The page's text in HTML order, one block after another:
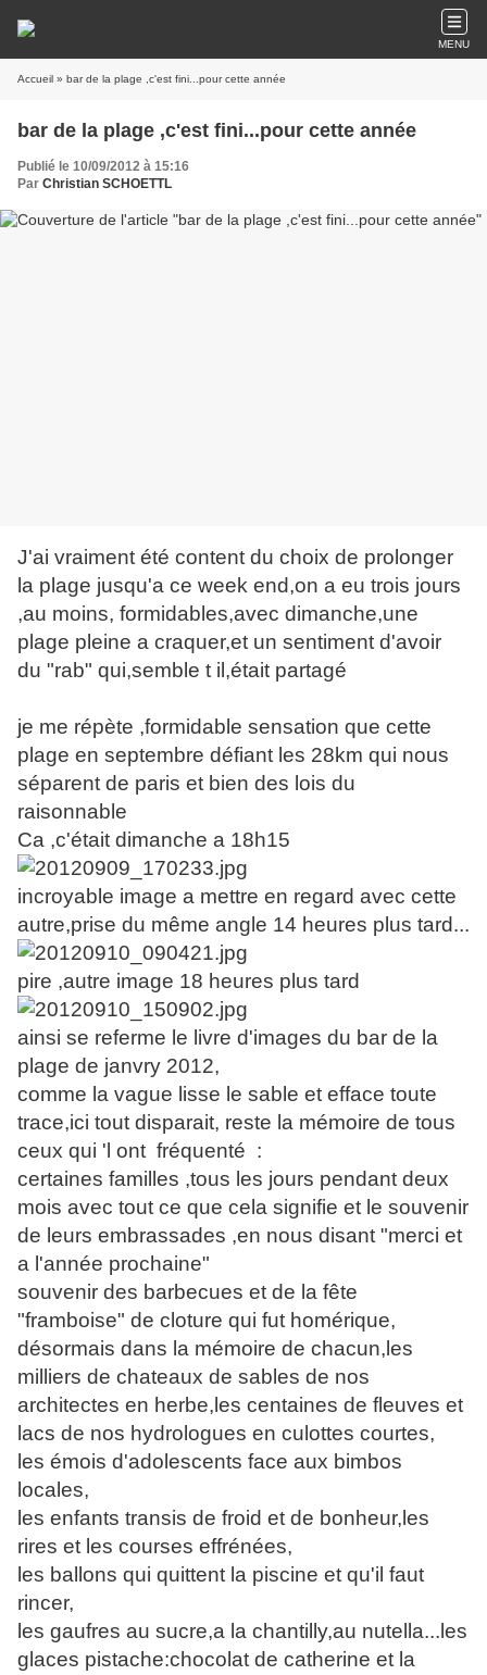
MENU
Accueil » bar de la plage ,c'est fini...pour cette année
bar de la plage ,c'est fini...pour cette année
Publié le 10/09/2012 à 15:16
Par Christian SCHOETTL
J'ai vraiment été content du choix de prolonger
la plage jusqu'a ce week end,on a eu trois jours
,au moins, formidables,avec dimanche,une
plage pleine a craquer,et un sentiment d'avoir
du "rab" qui,semble t il,était partagé
je me répète ,formidable sensation que cette
plage en septembre défiant les 28km qui nous
séparent de paris et bien des lois du
raisonnable
Ca ,c'était dimanche a 18h15
incroyable image a mettre en regard avec cette
autre,prise du même angle 14 heures plus tard...
pire ,autre image 18 heures plus tard
ainsi se referme le livre d'images du bar de la
plage de janvry 2012,
comme la vague lisse le sable et efface toute
trace,ici tout disparait, reste la mémoire de tous
ceux qui 'l ont fréquenté :
certaines familles ,tous les jours pendant deux
mois avec tout ce que cela signifie et le souvenir
de leurs embrassades ,en nous disant "merci et
a l'année prochaine"
souvenir des barbecues et de la fête
"framboise" de cloture qui fut homérique,
désormais dans la mémoire de chacun,les
milliers de chateaux de sables de nos
architectes en herbe,les centaines de fleuves et
lacs de nos hydrologues en culottes courtes,
les émois d'adolescents face aux bimbos
locales,
les enfants transis de froid et de bonheur,les
rires et les courses effrénées,
les ballons qui quittent la piscine et qu'il faut
rincer,
les gaufres au sucre,a la chantilly,au nutella...les
glaces pistache:chocolat de catherine et la